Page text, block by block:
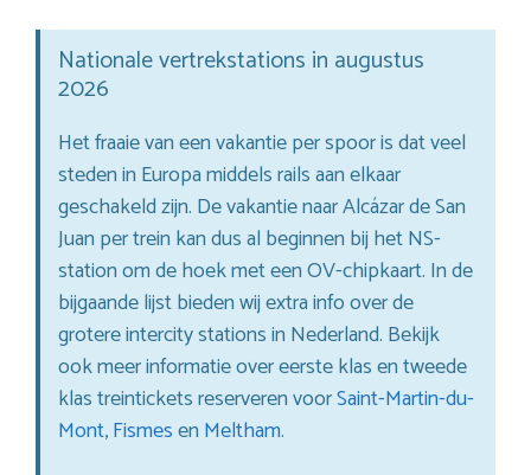
Nationale vertrekstations in augustus
2026
Het fraaie van een vakantie per spoor is dat veel
steden in Europa middels rails aan elkaar
geschakeld zijn. De vakantie naar Alcázar de San
Juan per trein kan dus al beginnen bij het NS-
station om de hoek met een OV-chipkaart. In de
bijgaande lijst bieden wij extra info over de
grotere intercity stations in Nederland. Bekijk
ook meer informatie over eerste klas en tweede
klas treintickets reserveren voorSaint-Martin-du-
Mont,Fismesen Meltham.